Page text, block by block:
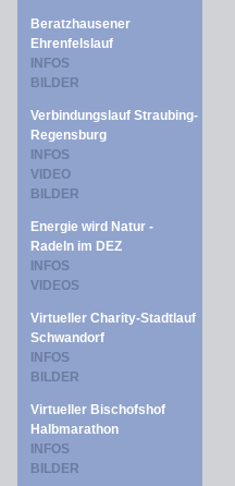
Beratzhausener
Ehrenfelslauf
INFOS
BILDER
Verbindungslauf Straubing-
Regensburg
INFOS
VIDEO
BILDER
Energie wird Natur -
Radeln im DEZ
INFOS
VIDEOS
Virtueller Charity-Stadtlauf
Schwandorf
INFOS
BILDER
Virtueller Bischofshof
Halbmarathon
INFOS
BILDER